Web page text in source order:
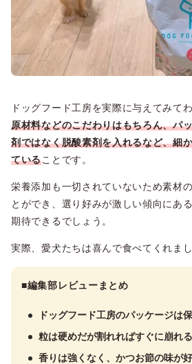
ドッグフード工房を実際に与えてみて
原材料などのこだわりはもちろん、パ
剤ではなく脱酸素剤を入れるなど、細
ていることです。
栄養添加も一切されていないため素材
とができ、選り好みが激しい傾向にあ
期待できるでしょう。
実際、愛犬たちは喜んで食べてくれまし
■編集部レビューまとめ
ドッグフード工房のパッケージは
粒は硬めだが割れればすぐに崩れる
香りは強くなく、かつお節の味が